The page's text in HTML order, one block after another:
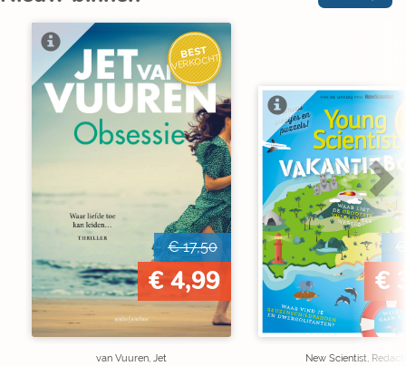
BEST
VERKOCHT
€ 17,50
€ 4,99
van Vuuren, Jet
€
New Scientist,